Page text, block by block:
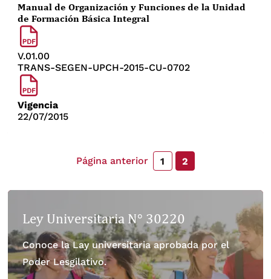
Manual de Organización y Funciones de la Unidad
de Formación Básica Integral
V.01.00
TRANS-SEGEN-UPCH-2015-CU-0702
Vigencia
22/07/2015
Página anterior 1 2
Ley Universitaria N° 30220
Conoce la Lay universitaria aprobada por el
Poder Lesgilativo.